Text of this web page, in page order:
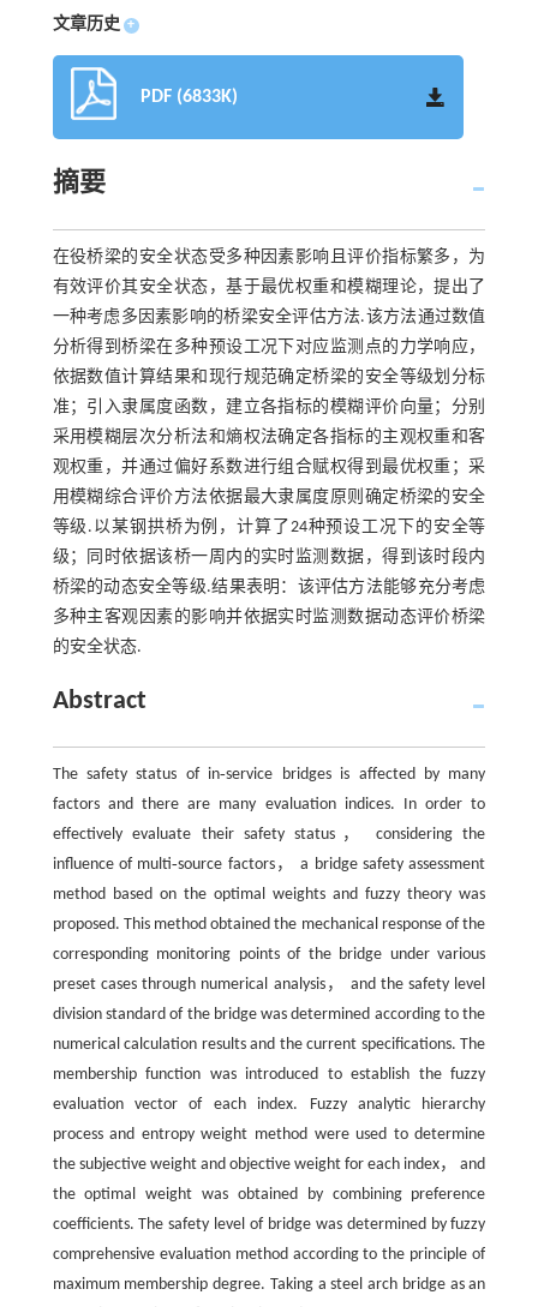
文章历史 +
PDF (6833K)
摘要
在役桥梁的安全状态受多种因素影响且评价指标繁多，为
有效评价其安全状态，基于最优权重和模糊理论，提出了
一种考虑多因素影响的桥梁安全评估方法.该方法通过数值
分析得到桥梁在多种预设工况下对应监测点的力学响应，
依据数值计算结果和现行规范确定桥梁的安全等级划分标
准；引入隶属度函数，建立各指标的模糊评价向量；分别
采用模糊层次分析法和熵权法确定各指标的主观权重和客
观权重，并通过偏好系数进行组合赋权得到最优权重；采
用模糊综合评价方法依据最大隶属度原则确定桥梁的安全
等级.以某钢拱桥为例，计算了24种预设工况下的安全等
级；同时依据该桥一周内的实时监测数据，得到该时段内
桥梁的动态安全等级.结果表明：该评估方法能够充分考虑
多种主客观因素的影响并依据实时监测数据动态评价桥梁
的安全状态.
Abstract
The safety status of in‑service bridges is affected by many
factors and there are many evaluation indices. In order to
effectively evaluate their safety status， considering the
influence of multi‑source factors， a bridge safety assessment
method based on the optimal weights and fuzzy theory was
proposed. This method obtained the mechanical response of the
corresponding monitoring points of the bridge under various
preset cases through numerical analysis， and the safety level
division standard of the bridge was determined according to the
numerical calculation results and the current specifications. The
membership function was introduced to establish the fuzzy
evaluation vector of each index. Fuzzy analytic hierarchy
process and entropy weight method were used to determine
the subjective weight and objective weight for each index， and
the optimal weight was obtained by combining preference
coefficients. The safety level of bridge was determined by fuzzy
comprehensive evaluation method according to the principle of
maximum membership degree. Taking a steel arch bridge as an